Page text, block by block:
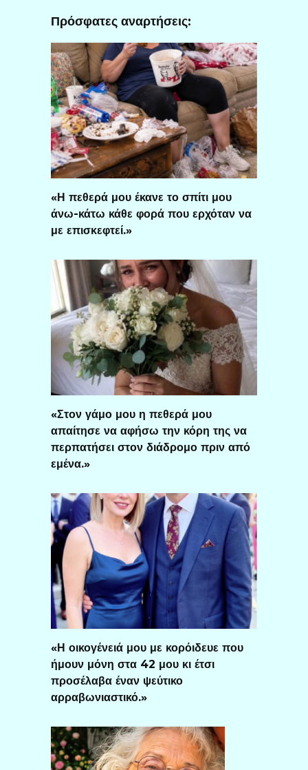
Πρόσφατες αναρτήσεις:
«Η πεθερά μου έκανε το σπίτι μου
άνω-κάτω κάθε φορά που ερχόταν να
με επισκεφτεί.»
«Στον γάμο μου η πεθερά μου
απαίτησε να αφήσω την κόρη της να
περπατήσει στον διάδρομο πριν από
εμένα.»
«Η οικογένειά μου με κορόιδευε που
ήμουν μόνη στα 42 μου κι έτσι
προσέλαβα έναν ψεύτικο
αρραβωνιαστικό.»